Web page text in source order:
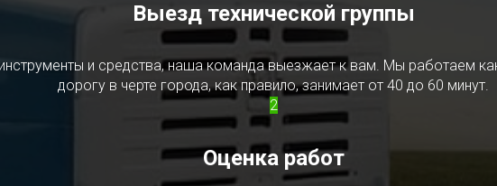
Выезд технической группы
и средства, наша команда выезжает к вам. Мы работаем
дорогу в черте города, как правило, занимает от 40 до 60 минут.
2
Оценка работ